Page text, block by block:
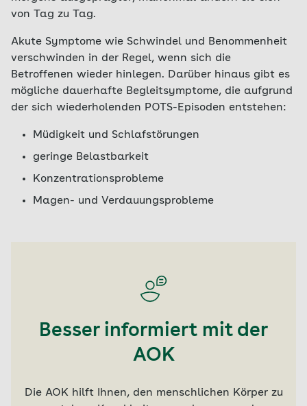
von Tag zu Tag.
Akute Symptome wie Schwindel und Benommenheit
verschwinden in der Regel, wenn sich die
Betroffenen wieder hinlegen. Darüber hinaus gibt es
mögliche dauerhafte Begleitsymptome, die aufgrund
der sich wiederholenden POTS-Episoden entstehen:
Müdigkeit und Schlafstörungen
geringe Belastbarkeit
Konzentrationsprobleme
Magen- und Verdauungsprobleme
Besser informiert mit der
AOK
Die AOK hilft Ihnen, den menschlichen Körper zu